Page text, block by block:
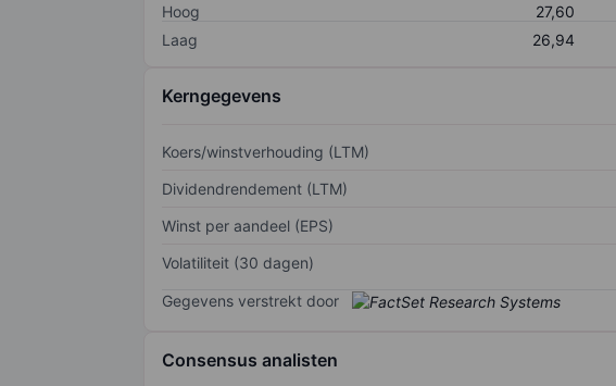
Hoog
27,60
Laag
26,94
Kerngegevens
Koers/winstverhouding (LTM)
Dividendrendement (LTM)
Winst per aandeel (EPS)
Volatiliteit (30 dagen)
Gegevens verstrekt door
Consensus analisten